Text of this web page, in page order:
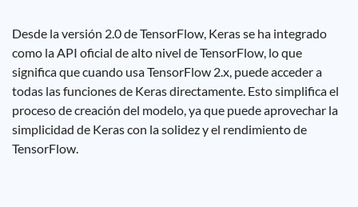
Desde la versión 2.0 de TensorFlow, Keras se ha integrado
como la API oficial de alto nivel de TensorFlow, lo que
significa que cuando usa TensorFlow 2.x, puede acceder a
todas las funciones de Keras directamente. Esto simplifica el
proceso de creación del modelo, ya que puede aprovechar la
simplicidad de Keras con la solidez y el rendimiento de
TensorFlow.